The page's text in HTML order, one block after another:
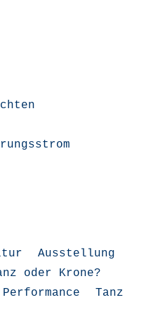
Ausstellung
oder Krone?
Performance
Tanz